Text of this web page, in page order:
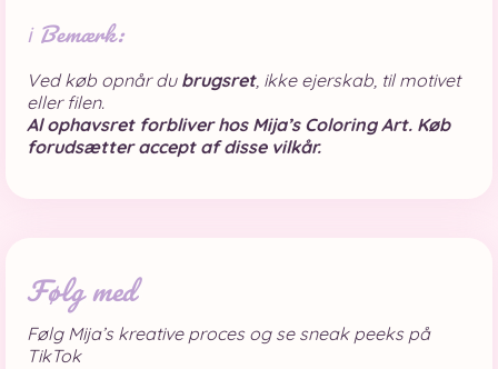
ℹ️ Bemærk:
Ved køb opnår du brugsret, ikke ejerskab, til motivet
eller filen.
Al ophavsret forbliver hos Mija’s Coloring Art. Køb
forudsætter accept af disse vilkår.
Følg med
Følg Mija’s kreative proces og se sneak peeks på
TikTok